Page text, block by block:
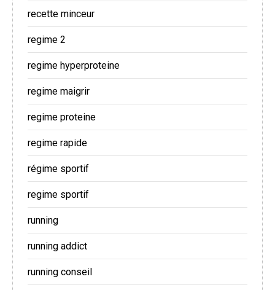
recette minceur
regime 2
regime hyperproteine
regime maigrir
regime proteine
regime rapide
régime sportif
regime sportif
running
running addict
running conseil